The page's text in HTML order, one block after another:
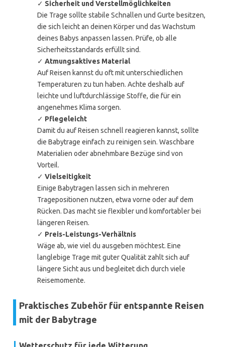
✓ Sicherheit und Verstellmöglichkeiten
Die Trage sollte stabile Schnallen und Gurte besitzen,
die sich leicht an deinen Körper und das Wachstum
deines Babys anpassen lassen. Prüfe, ob alle
Sicherheitsstandards erfüllt sind.
✓ Atmungsaktives Material
Auf Reisen kannst du oft mit unterschiedlichen
Temperaturen zu tun haben. Achte deshalb auf
leichte und luftdurchlässige Stoffe, die für ein
angenehmes Klima sorgen.
✓ Pflegeleicht
Damit du auf Reisen schnell reagieren kannst, sollte
die Babytrage einfach zu reinigen sein. Waschbare
Materialien oder abnehmbare Bezüge sind von
Vorteil.
✓ Vielseitigkeit
Einige Babytragen lassen sich in mehreren
Tragepositionen nutzen, etwa vorne oder auf dem
Rücken. Das macht sie flexibler und komfortabler bei
längeren Reisen.
✓ Preis-Leistungs-Verhältnis
Wäge ab, wie viel du ausgeben möchtest. Eine
langlebige Trage mit guter Qualität zahlt sich auf
längere Sicht aus und begleitet dich durch viele
Reisemomente.
Praktisches Zubehör für entspannte Reisen
mit der Babytrage